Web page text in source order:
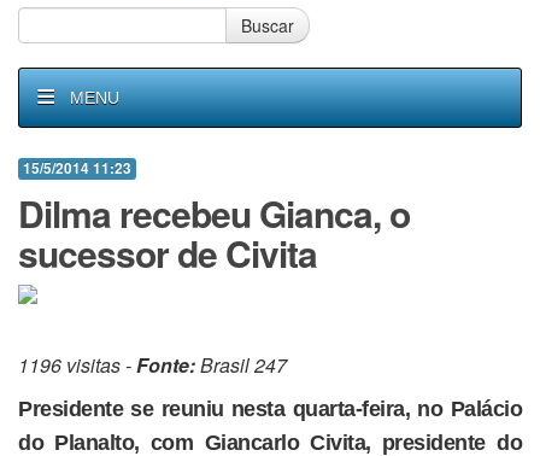
Buscar
MENU
15/5/2014 11:23
Dilma recebeu Gianca, o
sucessor de Civita
1196 visitas -Fonte:Brasil 247
Presidente se reuniu nesta quarta-feira, no Palácio
do Planalto, com Giancarlo Civita, presidente do